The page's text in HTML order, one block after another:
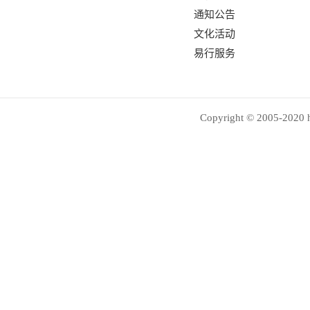
通知公告
文化活动
易行服务
Copyright © 2005-2020